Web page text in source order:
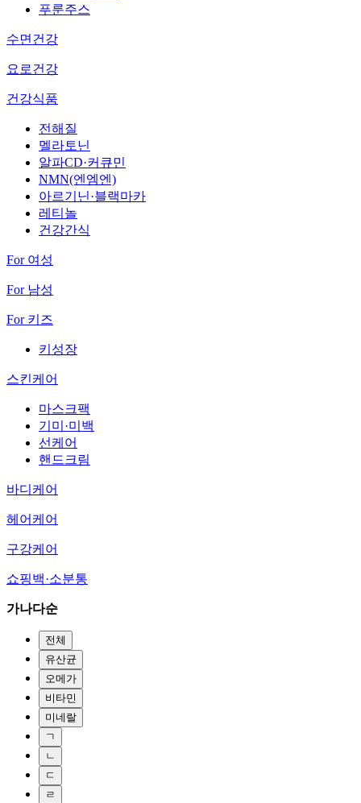
푸룬주스
수면건강
요로건강
건강식품
전해질
멜라토닌
알파CD·커큐민
NMN(엔엠엔)
아르기닌·블랙마카
레티놀
건강간식
For 여성
For 남성
For 키즈
키성장
스킨케어
마스크팩
기미·미백
선케어
핸드크림
바디케어
헤어케어
구강케어
쇼핑백·소분통
가나다순
전체
유산균
오메가
비타민
미네랄
ㄱ
ㄴ
ㄷ
ㄹ